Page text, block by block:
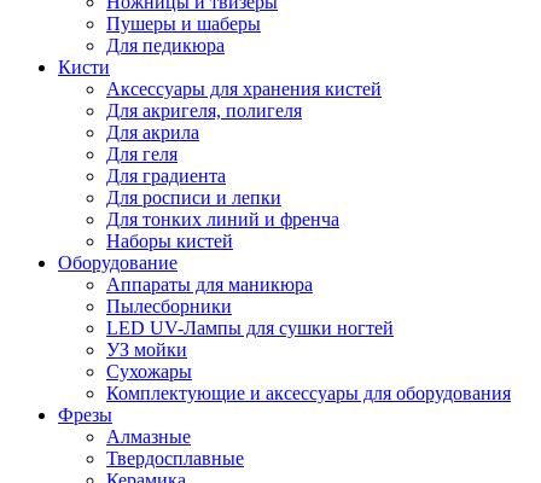
Пушеры и шаберы
Для педикюра
Кисти
Аксессуары для хранения кистей
Для акригеля, полигеля
Для акрила
Для геля
Для градиента
Для росписи и лепки
Для тонких линий и френча
Наборы кистей
Оборудование
Аппараты для маникюра
Пылесборники
LED UV-Лампы для сушки ногтей
УЗ мойки
Сухожары
Комплектующие и аксессуары для оборудования
Фрезы
Алмазные
Твердосплавные